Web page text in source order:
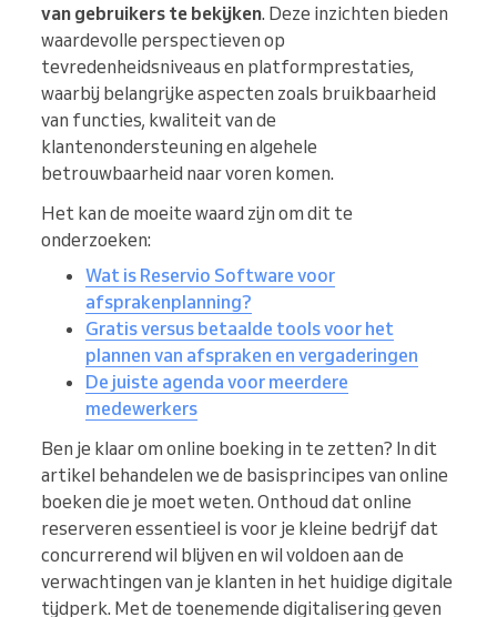
van gebruikers te bekijken. Deze inzichten bieden
waardevolle perspectieven op
tevredenheidsniveaus en platformprestaties,
waarbij belangrijke aspecten zoals bruikbaarheid
van functies, kwaliteit van de
klantenondersteuning en algehele
betrouwbaarheid naar voren komen.
Het kan de moeite waard zijn om dit te
onderzoeken:
Wat is Reservio Software voor
afsprakenplanning?
Gratis versus betaalde tools voor het
plannen van afspraken en vergaderingen
De juiste agenda voor meerdere
medewerkers
Ben je klaar om online boeking in te zetten? In dit
artikel behandelen we de basisprincipes van online
boeken die je moet weten. Onthoud dat online
reserveren essentieel is voor je kleine bedrijf dat
concurrerend wil blijven en wil voldoen aan de
verwachtingen van je klanten in het huidige digitale
tijdperk. Met de toenemende digitalisering geven